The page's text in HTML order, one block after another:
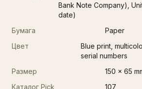
Bank Note Company),
date)
Бумага
Paper
Цвет
Blue print,
serial numbers
Размер
150 x 65
Каталог Pick
107